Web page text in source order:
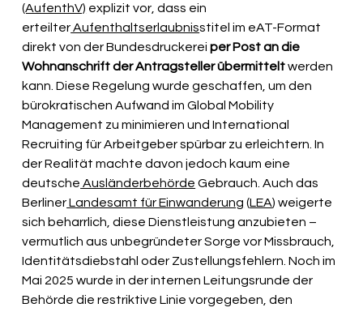
(AufenthV) explizit vor, dass ein
erteilter Aufenthaltserlaubnisstitel im eAT-Format
direkt von der Bundesdruckerei per Post an die
Wohnanschrift der Antragsteller übermittelt werden
kann. Diese Regelung wurde geschaffen, um den
bürokratischen Aufwand im Global Mobility
Management zu minimieren und International
Recruiting für Arbeitgeber spürbar zu erleichtern. In
der Realität machte davon jedoch kaum eine
deutsche Ausländerbehörde Gebrauch. Auch das
Berliner Landesamt für Einwanderung (LEA) weigerte
sich beharrlich, diese Dienstleistung anzubieten –
vermutlich aus unbegründeter Sorge vor Missbrauch,
Identitätsdiebstahl oder Zustellungsfehlern. Noch im
Mai 2025 wurde in der internen Leitungsrunde der
Behörde die restriktive Linie vorgegeben, den